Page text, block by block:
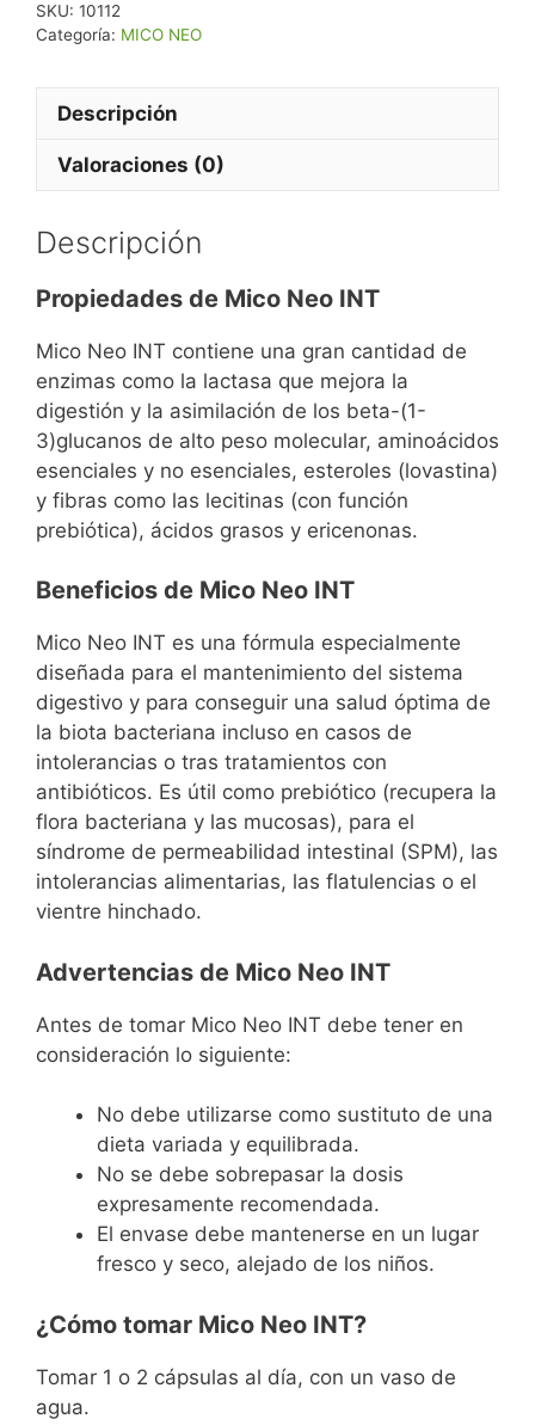
SKU: 10112
Categoría: MICO NEO
Descripción
Valoraciones (0)
Descripción
Propiedades de Mico Neo INT
Mico Neo INT contiene una gran cantidad de
enzimas como la lactasa que mejora la
digestión y la asimilación de los beta-(1-
3)glucanos de alto peso molecular, aminoácidos
esenciales y no esenciales, esteroles (lovastina)
y fibras como las lecitinas (con función
prebiótica), ácidos grasos y ericenonas.
Beneficios de Mico Neo INT
Mico Neo INT es una fórmula especialmente
diseñada para el mantenimiento del sistema
digestivo y para conseguir una salud óptima de
la biota bacteriana incluso en casos de
intolerancias o tras tratamientos con
antibióticos. Es útil como prebiótico (recupera la
flora bacteriana y las mucosas), para el
síndrome de permeabilidad intestinal (SPM), las
intolerancias alimentarias, las flatulencias o el
vientre hinchado.
Advertencias de Mico Neo INT
Antes de tomar Mico Neo INT debe tener en
consideración lo siguiente:
No debe utilizarse como sustituto de una
dieta variada y equilibrada.
No se debe sobrepasar la dosis
expresamente recomendada.
El envase debe mantenerse en un lugar
fresco y seco, alejado de los niños.
¿Cómo tomar Mico Neo INT?
Tomar 1 o 2 cápsulas al día, con un vaso de
agua.